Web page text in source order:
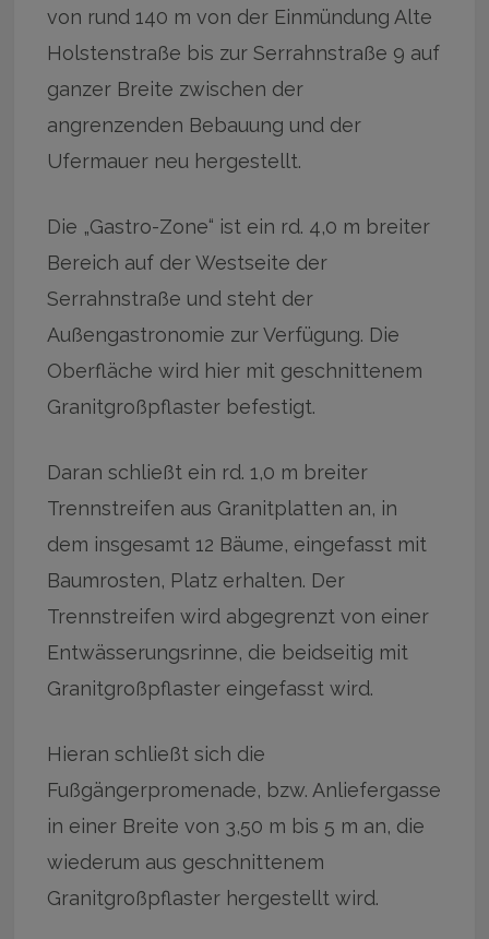
von rund 140 m von der Einmündung Alte
Holstenstraße bis zur Serrahnstraße 9 auf
ganzer Breite zwischen der
angrenzenden Bebauung und der
Ufermauer neu hergestellt.
Die „Gastro-Zone“ ist ein rd. 4,0 m breiter
Bereich auf der Westseite der
Serrahnstraße und steht der
Außengastronomie zur Verfügung. Die
Oberfläche wird hier mit geschnittenem
Granitgroßpflaster befestigt.
Daran schließt ein rd. 1,0 m breiter
Trennstreifen aus Granitplatten an, in
dem insgesamt 12 Bäume, eingefasst mit
Baumrosten, Platz erhalten. Der
Trennstreifen wird abgegrenzt von einer
Entwässerungsrinne, die beidseitig mit
Granitgroßpflaster eingefasst wird.
Hieran schließt sich die
Fußgängerpromenade, bzw. Anliefergasse
in einer Breite von 3,50 m bis 5 m an, die
wiederum aus geschnittenem
Granitgroßpflaster hergestellt wird.